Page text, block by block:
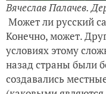
Вячеслав Палачев.
Может ли русский
Конечно, может.
условиях этому
назад страны были
создавались